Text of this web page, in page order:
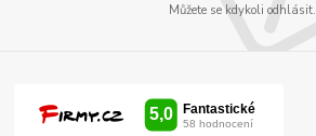
Můžete se kdykoli odhlásit.